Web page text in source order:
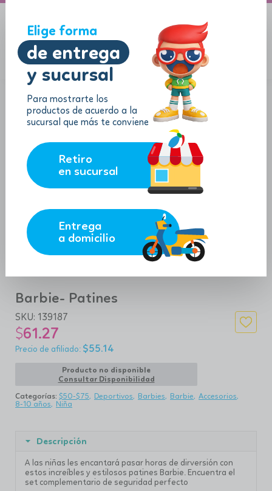
Elige forma
de entrega
y sucursal
Para mostrarte los
productos de acuerdo a la
sucursal que más te conviene
Retiro
en sucursal
Entrega
a domicilio
Barbie- Patines
SKU: 139187
$61.27
$55.14
Producto no disponible
Consultar Disponibilidad
Categorías: $50-$75 Deportivos Barbies Barbie Accesorios
8-10 años
Niña
Descripción
A las niñas les encantará pasar horas de dirversión con
estos increíbles y estilosos patines Barbie. Encuentra el
set complementario de seguridad perfecto